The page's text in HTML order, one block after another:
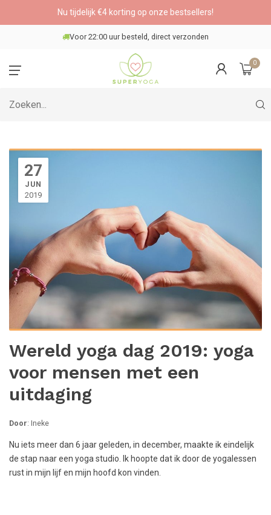
Nu tijdelijk €4 korting op onze bestsellers!
Voor 22:00 uur besteld, direct verzonden
0
27
JUN
2019
Wereld yoga dag 2019: yoga
voor mensen met een
uitdaging
Door: Ineke
Nu iets meer dan 6 jaar geleden, in december, maakte ik eindelijk
de stap naar een yoga studio. Ik hoopte dat ik door de yogalessen
rust in mijn lijf en mijn hoofd kon vinden.